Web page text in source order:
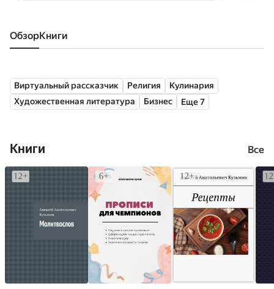
Обзор книги
Виртуальный рассказчик Религия
Кулинария
Художественная литература
Бизнес Еще 7
Книги Все